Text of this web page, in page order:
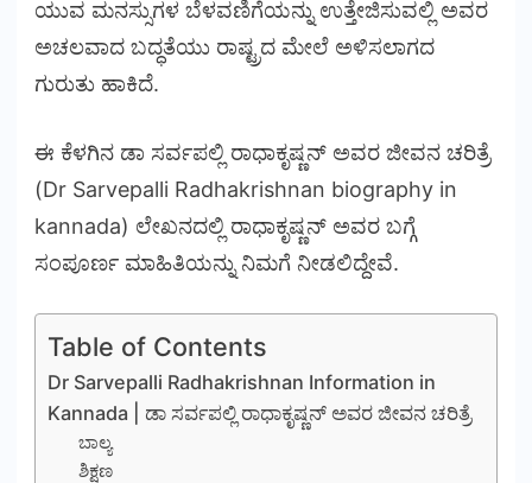
ಯುವ ಮನಸ್ಸುಗಳ ಬೆಳವಣಿಗೆಯನ್ನು ಉತ್ತೇಜಿಸುವಲ್ಲಿ ಅವರ
ಅಚಲವಾದ ಬದ್ಧತೆಯು ರಾಷ್ಟ್ರದ ಮೇಲೆ ಅಳಿಸಲಾಗದ
ಗುರುತು ಹಾಕಿದೆ.
ಈ ಕೆಳಗಿನ ಡಾ ಸರ್ವಪಲ್ಲಿ ರಾಧಾಕೃಷ್ಣನ್ ಅವರ ಜೀವನ ಚರಿತ್ರೆ
(Dr Sarvepalli Radhakrishnan biography in
kannada) ಲೇಖನದಲ್ಲಿ ರಾಧಾಕೃಷ್ಣನ್ ಅವರ ಬಗ್ಗೆ
ಸಂಪೂರ್ಣ ಮಾಹಿತಿಯನ್ನು ನಿಮಗೆ ನೀಡಲಿದ್ದೇವೆ.
Table of Contents
Dr Sarvepalli Radhakrishnan Information in
Kannada | ಡಾ ಸರ್ವಪಲ್ಲಿ ರಾಧಾಕೃಷ್ಣನ್ ಅವರ ಜೀವನ ಚರಿತ್ರೆ
ಬಾಲ್ಯ
ಶಿಕ್ಷಣ